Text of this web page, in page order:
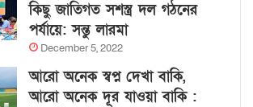
কিছু জাতিগত সশস্ত্র দল গঠনের
পর্যায়ে: সন্তু লারমা
December 5, 2022
আরো অনেক স্বপ্ন দেখা বাকি,
আরো অনেক দূর যাওয়া বাকি :